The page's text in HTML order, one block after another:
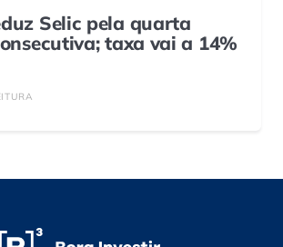
Selic pela quarta
taxa vai a 14%